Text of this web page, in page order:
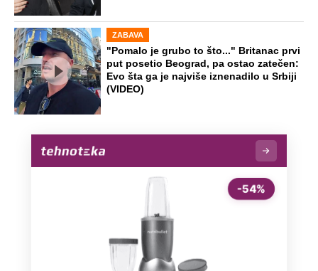
ZABAVA
"Pomalo je grubo to što..." Britanac prvi
put posetio Beograd, pa ostao zatečen:
Evo šta ga je najviše iznenadilo u Srbiji
(VIDEO)